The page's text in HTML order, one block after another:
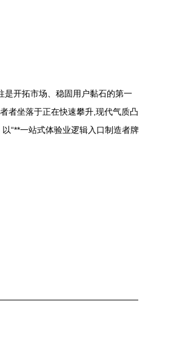
是开拓市场、稳固用户黏石的第一
者坐落于正在快速攀升,现代气质凸
“**一站式体验业逻辑入口制造者牌